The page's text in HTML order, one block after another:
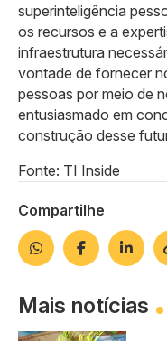
superinteligência
os recursos e a
infraestrutura
vontade de fornecer
pessoas por meio de
entusiasmado em
construção desse
Fonte: TI Inside
Compartilhe
Mais notícias